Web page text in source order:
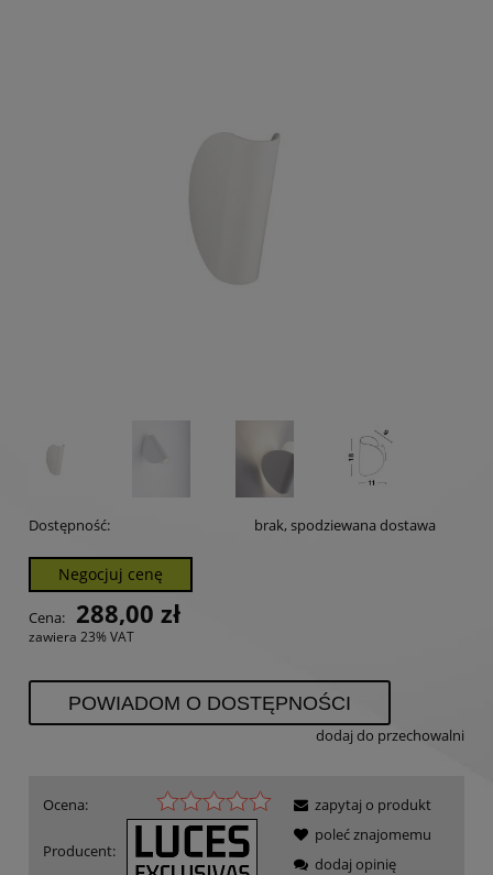
Dostępność: brak, spodziewana dostawa
Negocjuj cenę
Cena: 288,00 zł
zawiera 23% VAT
POWIADOM O DOSTĘPNOŚCI
dodaj do przechowalni
Ocena:
Producent:
zapytaj o produkt
poleć znajomemu
dodaj opinię